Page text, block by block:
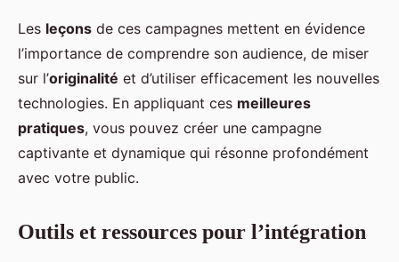
Les leçons de ces campagnes mettent en évidence
l’importance de comprendre son audience, de miser
sur l’originalité et d’utiliser efficacement les nouvelles
technologies. En appliquant ces meilleures
pratiques, vous pouvez créer une campagne
captivante et dynamique qui résonne profondément
avec votre public.
Outils et ressources pour l’intégration